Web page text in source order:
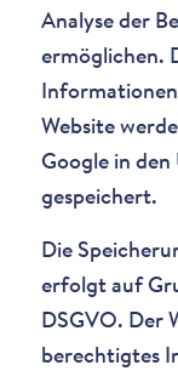
Analyse der
ermöglichen.
Website
Google in
gespeichert.
Die
erfolgt auf
DSGVO. Der
berechtigtes